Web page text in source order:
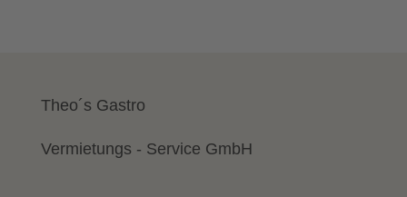
Theo´s Gastro
Vermietungs - Service GmbH